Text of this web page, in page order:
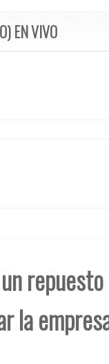
EN VIVO
la